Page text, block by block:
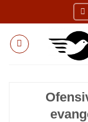
to
content